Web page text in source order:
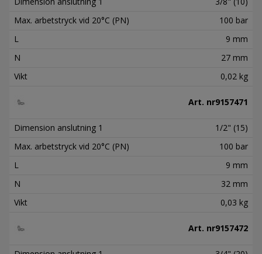
Max. arbetstryck vid 20°C (PN)
100 bar
L
9 mm
N
27 mm
Vikt
0,02 kg
Art. nr9157471
Dimension anslutning 1
1/2" (15)
Max. arbetstryck vid 20°C (PN)
100 bar
L
9 mm
N
32 mm
Vikt
0,03 kg
Art. nr9157472